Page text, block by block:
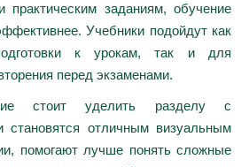
заданиям, обучение
Учебники подойдут как
к урокам, так и для
перед экзаменами.
стоит уделить разделу с
становятся отличным визуальным
помогают лучше понять сложные